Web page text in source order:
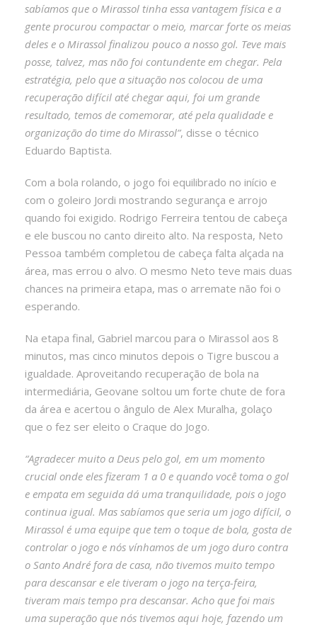
sabíamos que o Mirassol tinha essa vantagem física e a
gente procurou compactar o meio, marcar forte os meias
deles e o Mirassol finalizou pouco a nosso gol. Teve mais
posse, talvez, mas não foi contundente em chegar. Pela
estratégia, pelo que a situação nos colocou de uma
recuperação difícil até chegar aqui, foi um grande
resultado, temos de comemorar, até pela qualidade e
organização do time do Mirassol”, disse o técnico
Eduardo Baptista.
Com a bola rolando, o jogo foi equilibrado no início e
com o goleiro Jordi mostrando segurança e arrojo
quando foi exigido. Rodrigo Ferreira tentou de cabeça
e ele buscou no canto direito alto. Na resposta, Neto
Pessoa também completou de cabeça falta alçada na
área, mas errou o alvo. O mesmo Neto teve mais duas
chances na primeira etapa, mas o arremate não foi o
esperando.
Na etapa final, Gabriel marcou para o Mirassol aos 8
minutos, mas cinco minutos depois o Tigre buscou a
igualdade. Aproveitando recuperação de bola na
intermediária, Geovane soltou um forte chute de fora
da área e acertou o ângulo de Alex Muralha, golaço
que o fez ser eleito o Craque do Jogo.
“Agradecer muito a Deus pelo gol, em um momento
crucial onde eles fizeram 1 a 0 e quando você toma o gol
e empata em seguida dá uma tranquilidade, pois o jogo
continua igual. Mas sabíamos que seria um jogo difícil, o
Mirassol é uma equipe que tem o toque de bola, gosta de
controlar o jogo e nós vínhamos de um jogo duro contra
o Santo André fora de casa, não tivemos muito tempo
para descansar e ele tiveram o jogo na terça-feira,
tiveram mais tempo pra descansar. Acho que foi mais
uma superação que nós tivemos aqui hoje, fazendo um